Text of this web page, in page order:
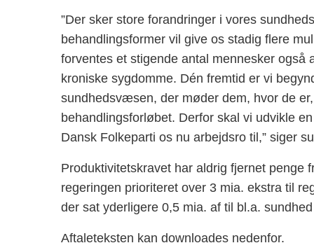
”Der sker store forandringer i vores
behandlingsformer vil give os stadig flere
forventes et stigende antal mennesker også
kroniske sygdomme. Dén fremtid er vi
sundhedsvæsen, der møder dem, hvor de
behandlingsforløbet. Derfor skal vi udvikle
Dansk Folkeparti os nu arbejdsro til,” siger
Produktivitetskravet har aldrig fjernet penge
regeringen prioriteret over 3 mia. ekstra til
der sat yderligere 0,5 mia. af til bl.a.
Aftaleteksten kan downloades nedenfor.